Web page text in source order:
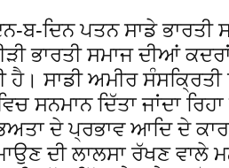
ਬ-ਦਿਨ ਪਤਨ ਸਾਡੇ ਭਾਰਤੀ
ਭਾਰਤੀ ਸਮਾਜ ਦੀਆਂ
ਹੈ। ਸਾਡੀ ਅਮੀਰ
ਸਨਮਾਨ ਦਿੱਤਾ ਜਾਂਦਾ
ਦੇ ਪ੍ਰਭਾਵ ਆਦਿ ਦੇ
ਦੀ ਲਾਲਸਾ ਰੱਖਣ ਵਾਲੇ